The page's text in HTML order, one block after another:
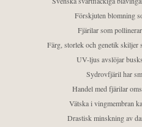
Förskjuten blomning
Fjärilar som
Färg, storlek och genetik skiljer
UV-ljus avslöjar
Sydrovfjäril har
Handel med fjärilar
Vätska i vingmembran
Drastisk minskning av